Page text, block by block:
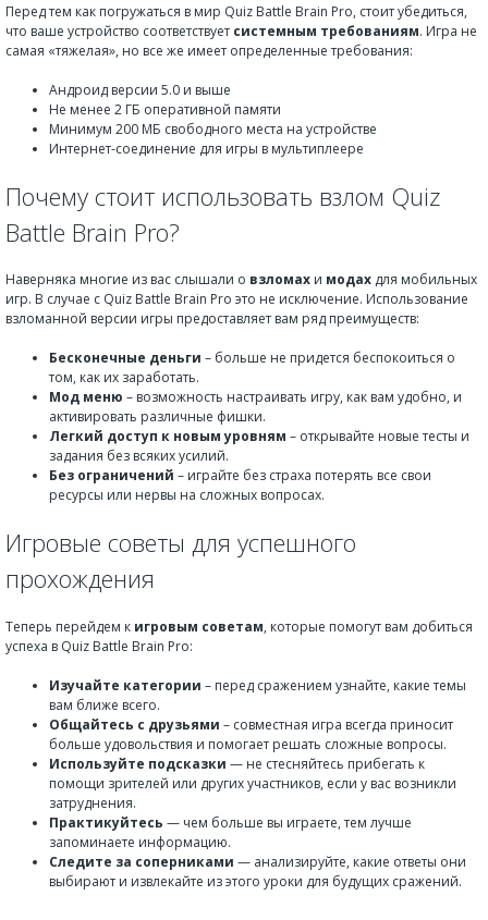
Перед тем как погружаться в мир Quiz Battle Brain Pro, стоит убедиться,
что ваше устройство соответствует системным требованиям. Игра не
самая «тяжелая», но все же имеет определенные требования:
Андроид версии 5.0 и выше
Не менее 2 ГБ оперативной памяти
Минимум 200 МБ свободного места на устройстве
Интернет-соединение для игры в мультиплеере
Почему стоит использовать взлом Quiz
Battle Brain Pro?
Наверняка многие из вас слышали о взломах и модах для мобильных
игр. В случае с Quiz Battle Brain Pro это не исключение. Использование
взломанной версии игры предоставляет вам ряд преимуществ:
Бесконечные деньги – больше не придется беспокоиться о
том, как их заработать.
Мод меню – возможность настраивать игру, как вам удобно, и
активировать различные фишки.
Легкий доступ к новым уровням – открывайте новые тесты и
задания без всяких усилий.
Без ограничений – играйте без страха потерять все свои
ресурсы или нервы на сложных вопросах.
Игровые советы для успешного
прохождения
Теперь перейдем к игровым советам, которые помогут вам добиться
успеха в Quiz Battle Brain Pro:
Изучайте категории – перед сражением узнайте, какие темы
вам ближе всего.
Общайтесь с друзьями – совместная игра всегда приносит
больше удовольствия и помогает решать сложные вопросы.
Используйте подсказки — не стесняйтесь прибегать к
помощи зрителей или других участников, если у вас возникли
затруднения.
Практикуйтесь — чем больше вы играете, тем лучше
запоминаете информацию.
Следите за соперниками — анализируйте, какие ответы они
выбирают и извлекайте из этого уроки для будущих сражений.